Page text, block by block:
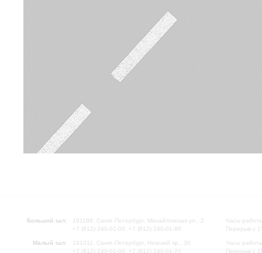
Большой зал:
191186, Санкт-Петербург, Михайловская ул., 2
+7 (812) 240-01-00, +7 (812) 240-01-80
Малый зал:
191011, Санкт-Петербург, Невский пр., 30
+7 (812) 240-01-00, +7 (812) 240-01-70
Часы
Перерыв с
Часы
Перерыв с